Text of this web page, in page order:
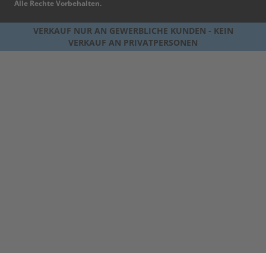
Alle Rechte Vorbehalten.
VERKAUF NUR AN GEWERBLICHE KUNDEN - KEIN
VERKAUF AN PRIVATPERSONEN